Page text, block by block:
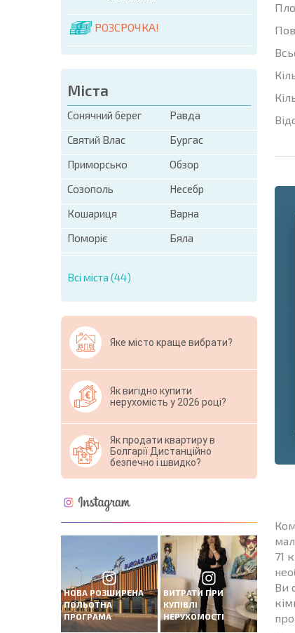
РОЗСРОЧКА!
Міста
Сонячний берег
Равда
Святий Влас
Бургас
Приморсько
Обзор
Созополь
Несебр
Кошариця
Варна
Поморіє
Бяла
Всі міста (44)
Яке місто краще вибрати?
Як вигідно купити
нерухомість у 2026 році?
Як продати квартиру в
Болгарії Дистанційно
безпечно і швидко?
НОВА РОЗШИРЕНА
ПОЛЬОТНА
ПРОГРАМА
ВИТРАТИ ПРИ
КУПІВЛІ
НЕРУХОМОСТІ
*
71
Ви